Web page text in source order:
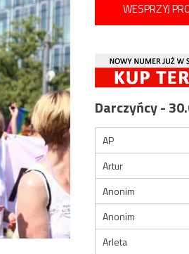
WESPRZYJ
Darczyńcy -
AP
Artur
Anonim
Anonim
Arleta